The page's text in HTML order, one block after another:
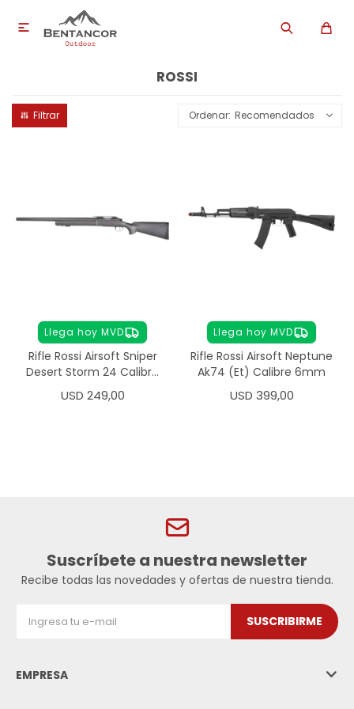

ROSSI
Recomendados
Llega hoy MVD
Rifle Rossi Airsoft Sniper
Desert Storm 24 Calibre
6mm
USD 249,00
Llega hoy MVD
Rifle Rossi Airsoft Neptune
Ak74 (Et) Calibre 6mm
USD 399,00
Suscríbete a nuestra newsletter
Recibe todas las novedades y ofertas de nuestra tienda.
SUSCRIBIRME
EMPRESA